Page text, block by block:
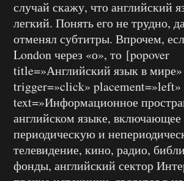
случай скажу, что английский
легкий. Понять его не трудно,
отменял субтитры. Впрочем,
London через «о», то [popover
title=»Английский язык в мире»
trigger=»click» placement=»left»
text=»Информационное
английском языке, включающее
периодическую и
телевидение, кино, радио,
фонды, английский сектор